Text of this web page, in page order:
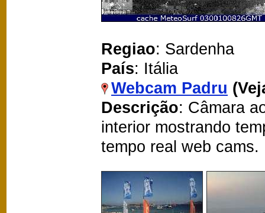
Regiao: Sardenha
País: Itália
Webcam Padru
Descrição: Câmara
interior mostrando
tempo real web cams.